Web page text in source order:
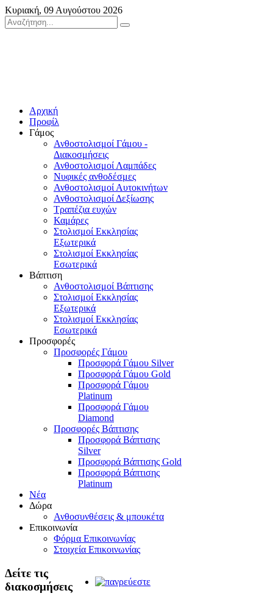
Κυριακή, 09 Αυγούστου 2026
Αρχική
Προφίλ
Γάμος
Ανθοστολισμοί Γάμου -
Διακοσμήσεις
Ανθοστολισμοί Λαμπάδες
Νυφικές ανθοδέσμες
Ανθοστολισμοί Αυτοκινήτων
Ανθοστολισμοί Δεξίωσης
Τραπέζια ευχών
Καμάρες
Στολισμοί Εκκλησίας
Εξωτερικά
Στολισμοί Εκκλησίας
Εσωτερικά
Βάπτιση
Ανθοστολισμοί Βάπτισης
Στολισμοί Εκκλησίας
Εξωτερικά
Στολισμοί Εκκλησίας
Εσωτερικά
Προσφορές
Προσφορές Γάμου
Προσφορά Γάμου Silver
Προσφορά Γάμου Gold
Προσφορά Γάμου
Platinum
Προσφορά Γάμου
Diamond
Προσφορές Βάπτισης
Προσφορά Βάπτισης
Silver
Προσφορά Βάπτισης Gold
Προσφορά Βάπτισης
Platinum
Νέα
Δώρα
Ανθοσυνθέσεις & μπουκέτα
Επικοινωνία
Φόρμα Επικοινωνίας
Στοιχεία Επικοινωνίας
Δείτε τις
διακοσμήσεις